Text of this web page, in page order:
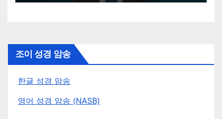
조이 성경 암송
한글 성경 암송
영어 성경 암송 (NASB)